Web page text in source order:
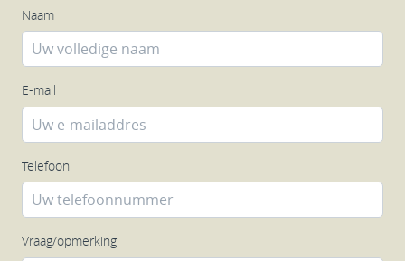
Naam
E-mail
Telefoon
Vraag/opmerking